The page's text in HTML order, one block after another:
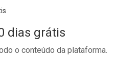
dias grátis
o conteúdo da plataforma.